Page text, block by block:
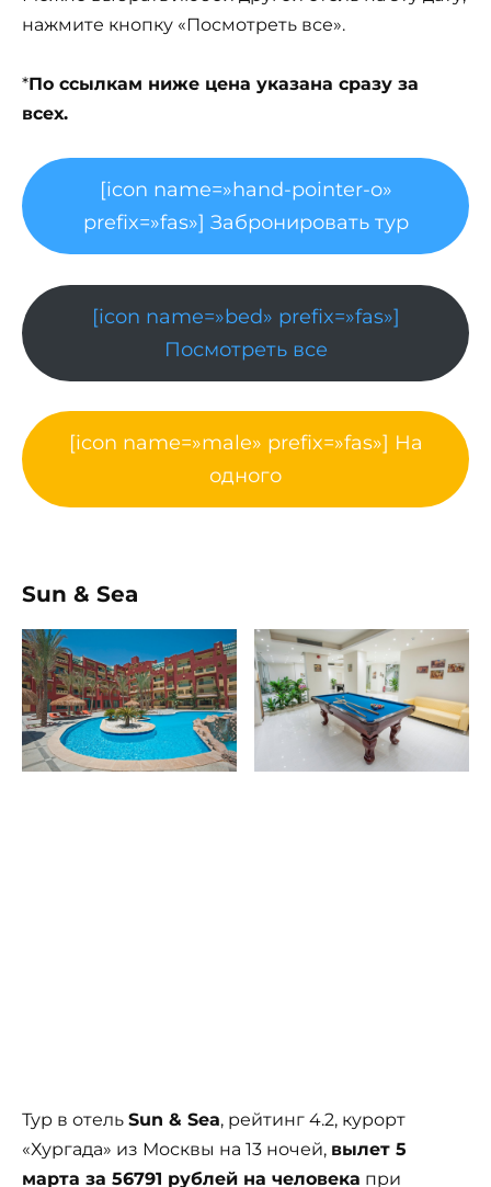
нажмите кнопку «Посмотреть все».
*По ссылкам ниже цена указана сразу за
всех.
[icon name=»hand-pointer-o»
prefix=»fas»] Забронировать тур
[icon name=»bed» prefix=»fas»]
Посмотреть все
[icon name=»male» prefix=»fas»] На
одного
Sun & Sea
Тур в отель Sun & Sea, рейтинг 4.2, курорт
«Хургада» из Москвы на 13 ночей, вылет 5
марта за 56791 рублей на человека при